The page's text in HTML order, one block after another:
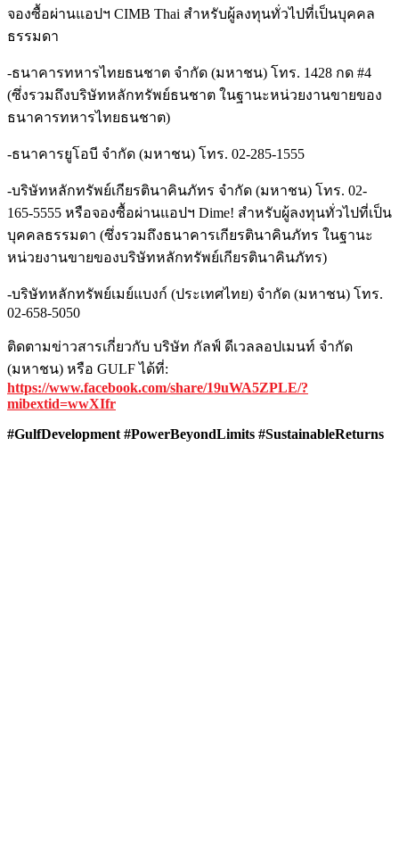
จองซื้อผ่านแอปฯ CIMB Thai สำหรับผู้ลงทุนทั่วไปที่เป็นบุคคล
ธรรมดา
-ธนาคารทหารไทยธนชาต จำกัด (มหาชน) โทร. 1428 กด #4
(ซึ่งรวมถึงบริษัทหลักทรัพย์ธนชาต ในฐานะหน่วยงานขายของ
ธนาคารทหารไทยธนชาต)
-ธนาคารยูโอบี จำกัด (มหาชน) โทร. 02-285-1555
-บริษัทหลักทรัพย์เกียรตินาคินภัทร จำกัด (มหาชน) โทร. 02-
165-5555 หรือจองซื้อผ่านแอปฯ Dime! สำหรับผู้ลงทุนทั่วไปที่เป็น
บุคคลธรรมดา (ซึ่งรวมถึงธนาคารเกียรตินาคินภัทร ในฐานะ
หน่วยงานขายของบริษัทหลักทรัพย์เกียรตินาคินภัทร)
-บริษัทหลักทรัพย์เมย์แบงก์ (ประเทศไทย) จำกัด (มหาชน) โทร.
02-658-5050
ติดตามข่าวสารเกี่ยวกับ บริษัท กัลฟ์ ดีเวลลอปเมนท์ จำกัด
(มหาชน) หรือ GULF ได้ที่:
https://www.facebook.com/share/19uWA5ZPLE/?
mibextid=wwXIfr
#GulfDevelopment #PowerBeyondLimits #SustainableReturns